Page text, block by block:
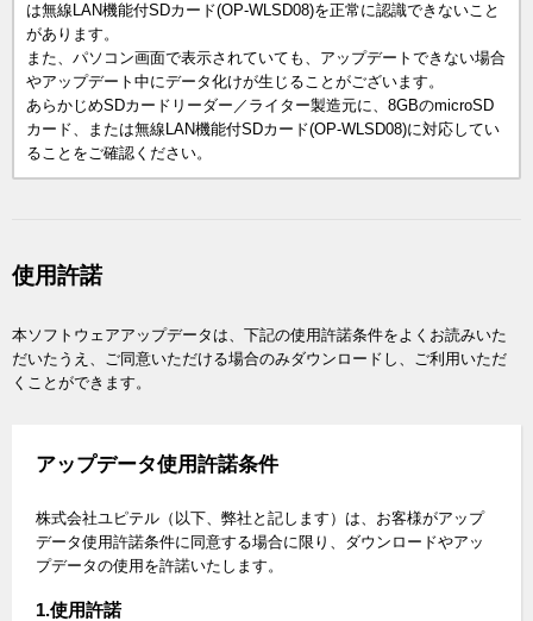
は無線LAN機能付SDカード(OP-WLSD08)を正常に認識できないこと
があります。
また、パソコン画面で表示されていても、アップデートできない場合
やアップデート中にデータ化けが生じることがございます。
あらかじめSDカードリーダー／ライター製造元に、8GBのmicroSD
カード、または無線LAN機能付SDカード(OP-WLSD08)に対応してい
ることをご確認ください。
使用許諾
本ソフトウェアアップデータは、下記の使用許諾条件をよくお読みいた
だいたうえ、ご同意いただける場合のみダウンロードし、ご利用いただ
くことができます。
アップデータ使用許諾条件
株式会社ユピテル（以下、弊社と記します）は、お客様がアップ
データ使用許諾条件に同意する場合に限り、ダウンロードやアッ
プデータの使用を許諾いたします。
1.使用許諾